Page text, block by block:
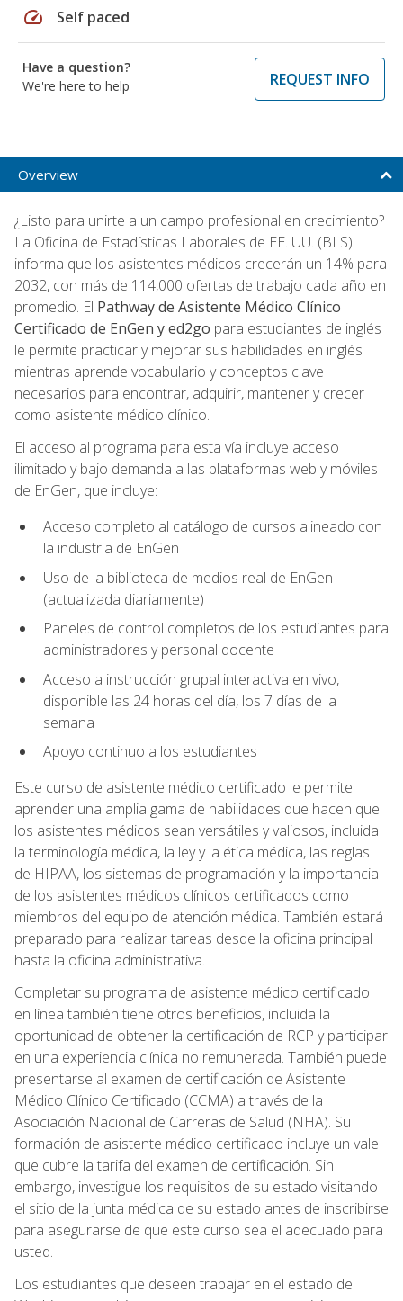
speed Self paced
Have a question?
We're here to help
REQUEST INFO
Overview
¿Listo para unirte a un campo profesional en crecimiento?
La Oficina de Estadísticas Laborales de EE. UU. (BLS)
informa que los asistentes médicos crecerán un 14% para
2032, con más de 114,000 ofertas de trabajo cada año en
promedio. El Pathway de Asistente Médico Clínico
Certificado de EnGen y ed2go para estudiantes de inglés
le permite practicar y mejorar sus habilidades en inglés
mientras aprende vocabulario y conceptos clave
necesarios para encontrar, adquirir, mantener y crecer
como asistente médico clínico.
El acceso al programa para esta vía incluye acceso
ilimitado y bajo demanda a las plataformas web y móviles
de EnGen, que incluye:
Acceso completo al catálogo de cursos alineado con
la industria de EnGen
Uso de la biblioteca de medios real de EnGen
(actualizada diariamente)
Paneles de control completos de los estudiantes para
administradores y personal docente
Acceso a instrucción grupal interactiva en vivo,
disponible las 24 horas del día, los 7 días de la
semana
Apoyo continuo a los estudiantes
Este curso de asistente médico certificado le permite
aprender una amplia gama de habilidades que hacen que
los asistentes médicos sean versátiles y valiosos, incluida
la terminología médica, la ley y la ética médica, las reglas
de HIPAA, los sistemas de programación y la importancia
de los asistentes médicos clínicos certificados como
miembros del equipo de atención médica. También estará
preparado para realizar tareas desde la oficina principal
hasta la oficina administrativa.
Completar su programa de asistente médico certificado
en línea también tiene otros beneficios, incluida la
oportunidad de obtener la certificación de RCP y participar
en una experiencia clínica no remunerada. También puede
presentarse al examen de certificación de Asistente
Médico Clínico Certificado (CCMA) a través de la
Asociación Nacional de Carreras de Salud (NHA). Su
formación de asistente médico certificado incluye un vale
que cubre la tarifa del examen de certificación. Sin
embargo, investigue los requisitos de su estado visitando
el sitio de la junta médica de su estado antes de inscribirse
para asegurarse de que este curso sea el adecuado para
usted.
Los estudiantes que deseen trabajar en el estado de